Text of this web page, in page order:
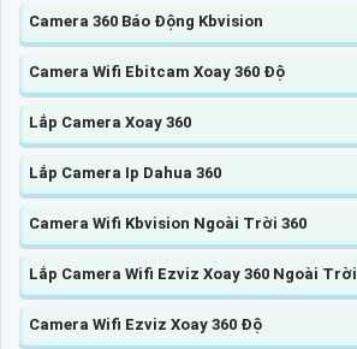
Camera 360 Báo Động Kbvision
Camera Wifi Ebitcam Xoay 360 Độ
Lắp Camera Xoay 360
Lắp Camera Ip Dahua 360
Camera Wifi Kbvision Ngoài Trời 360
Lắp Camera Wifi Ezviz Xoay 360 Ngoài Trời
Camera Wifi Ezviz Xoay 360 Độ